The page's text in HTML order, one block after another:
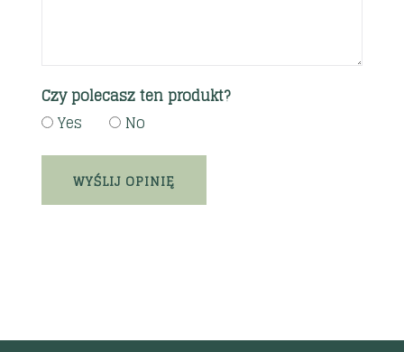
Czy polecasz ten produkt?
Yes
No